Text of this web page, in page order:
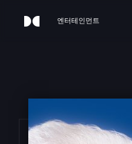
엔터테인먼트